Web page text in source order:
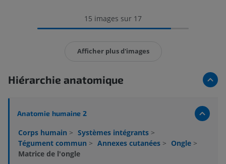
15 images sur 17
Afficher plus d'images
Hiérarchie anatomique
Anatomie humaine 2
Corps humain > Systèmes intégrants >
Tégument commun > Annexes cutanées > Ongle >
Matrice de l'ongle